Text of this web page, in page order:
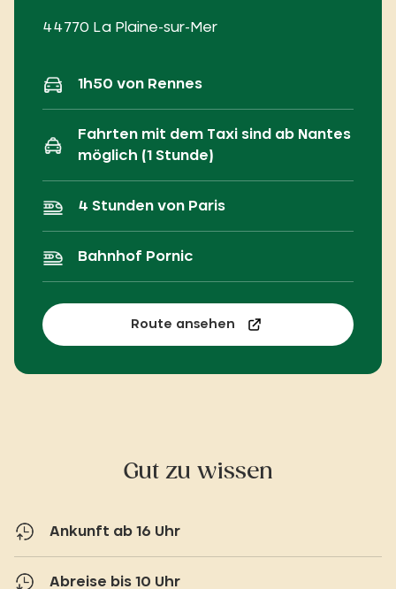
44770 La Plaine-sur-Mer
1h50 von Rennes
Fahrten mit dem Taxi sind ab Nantes
möglich (1 Stunde)
4 Stunden von Paris
Bahnhof Pornic
Route ansehen
Gut zu wissen
Ankunft ab 16 Uhr
Abreise bis 10 Uhr